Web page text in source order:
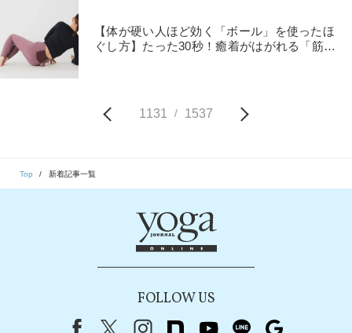
【体が硬い人ほど効く「ボール」を使ったほ
ぐし方】たった30秒！癒着がはがれる「筋膜
1131 / 1537
Top 新着記事一覧
FOLLOW US
FacebookX（旧Twitter）
instagram
note youtubeline